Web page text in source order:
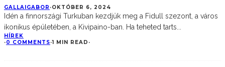
GALLAIGABOR ·OKTÓBER 6, 2024
Idén a finnországi Turkuban kezdjük meg a Fidull szezont, a város
ikonikus épületében, a Kivipaino-ban. Ha teheted tarts
HÍREK
·0 COMMENTS·1 MIN READ ·